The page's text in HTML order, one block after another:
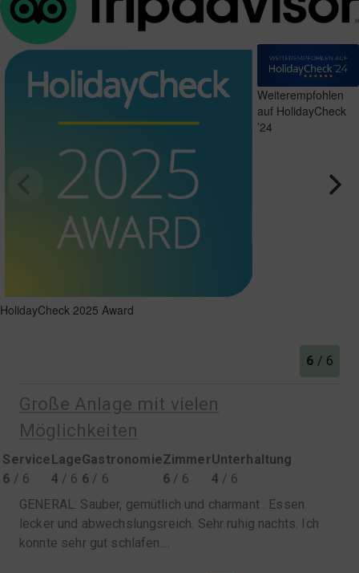
HolidayCheck 2025 Award
Weiterempfohlen
auf HolidayCheck
’24